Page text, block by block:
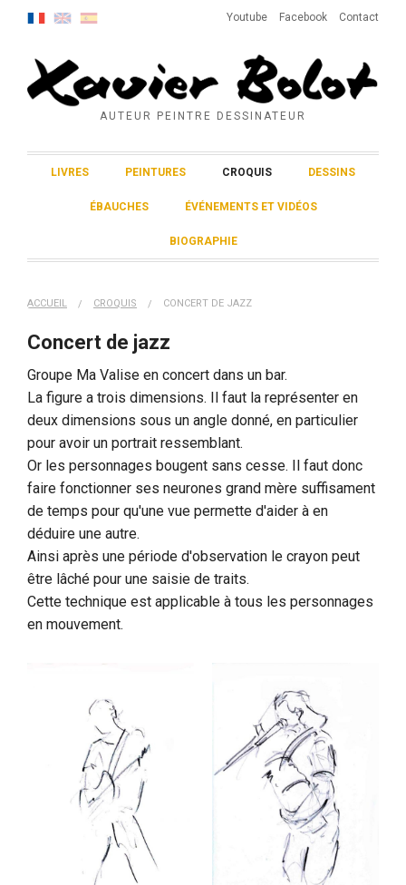
Youtube Facebook Contact
AUTEUR PEINTRE DESSINATEUR
LIVRES PEINTURES CROQUIS DESSINS
ÉBAUCHES ÉVÉNEMENTS ET VIDÉOS
BIOGRAPHIE
ACCUEIL CROQUIS CONCERT DE JAZZ
Concert de jazz
Groupe Ma Valise en concert dans un bar.
La figure a trois dimensions. Il faut la représenter en
deux dimensions sous un angle donné, en particulier
pour avoir un portrait ressemblant.
Or les personnages bougent sans cesse. Il faut donc
faire fonctionner ses neurones grand mère suffisament
de temps pour qu'une vue permette d'aider à en
déduire une autre.
Ainsi après une période d'observation le crayon peut
être lâché pour une saisie de traits.
Cette technique est applicable à tous les personnages
en mouvement.